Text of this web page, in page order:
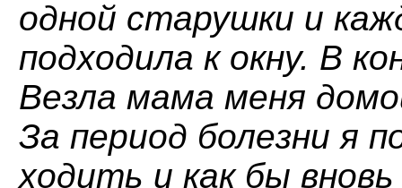
одной старушки и
подходила к окну. В
Везла мама меня
За период болезни я
ходить и как бы